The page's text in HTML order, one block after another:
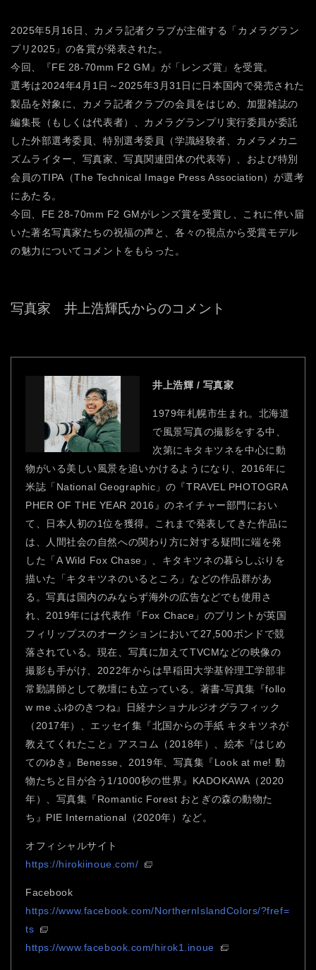
2025年5月16日、カメラ記者クラブが主催する「カメラグラン
プリ2025」の各賞が発表された。
今回、『FE 28-70mm F2 GM』が「レンズ賞」を受賞。
選考は2024年4月1日～2025年3月31日に日本国内で発売された
製品を対象に、カメラ記者クラブの会員をはじめ、加盟雑誌の
編集長（もしくは代表者）、カメラグランプリ実行委員が委託
した外部選考委員、特別選考委員（学識経験者、カメラメカニ
ズムライター、写真家、写真関連団体の代表等）、および特別
会員のTIPA（The Technical Image Press Association）が選考
にあたる。
今回、FE 28-70mm F2 GMがレンズ賞を受賞し、これに伴い届
いた著名写真家たちの祝福の声と、各々の視点から受賞モデル
の魅力についてコメントをもらった。
写真家 井上浩輝氏からのコメント
井上浩輝 / 写真家
1979年札幌市生まれ。北海道
で風景写真の撮影をする中、
次第にキタキツネを中心に動
物がいる美しい風景を追いかけるようになり、2016年に
米誌「National Geographic」の『TRAVEL PHOTOGRA
PHER OF THE YEAR 2016』のネイチャー部門におい
て、日本人初の1位を獲得。これまで発表してきた作品に
は、人間社会の自然への関わり方に対する疑問に端を発
した「A Wild Fox Chase」、キタキツネの暮らしぶりを
描いた「キタキツネのいるところ」などの作品群があ
る。写真は国内のみならず海外の広告などでも使用さ
れ、2019年には代表作「Fox Chace」のプリントが英国
フィリップスのオークションにおいて27,500ボンドで競
落されている。現在、写真に加えてTVCMなどの映像の
撮影も手がけ、2022年からは早稲田大学基幹理工学部非
常勤講師として教壇にも立っている。著書-写真集『follo
w me ふゆのきつね』日経ナショナルジオグラフィック
（2017年）、エッセイ集『北国からの手紙 キタキツネが
教えてくれたこと』アスコム（2018年）、絵本『はじめ
てのゆき』Benesse、2019年、写真集『Look at me! 動
物たちと目が合う1/1000秒の世界』KADOKAWA（2020
年）、写真集『Romantic Forest おとぎの森の動物た
ち』PIE International（2020年）など。
オフィシャルサイト
https://hirokiinoue.com/
Facebook
https://www.facebook.com/NorthernIslandColors/?fref=
ts
https://www.facebook.com/hirok1.inoue